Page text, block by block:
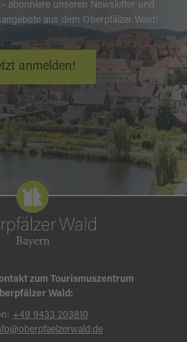
abonniere unseren Newsletter und
aus dem Oberpfälzer Wald!
anmelden!
zum Tourismuszentrum
Wald:
+49 9433 203810